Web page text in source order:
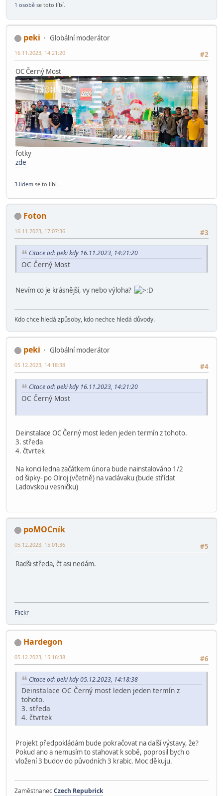
1 osobě se toto líbí.
peki
Globální moderátor
#2
16.11.2023, 14:21:20
OC Černý Most
fotky
zde
3 lidem se to líbí.
Foton
#3
16.11.2023, 17:07:36
Citace od: peki kdy 16.11.2023, 14:21:20
OC Černý Most
Nevím co je krásnější, vy nebo výloha?
Kdo chce hledá způsoby, kdo nechce hledá důvody.
peki
Globální moderátor
#4
05.12.2023, 14:18:38
Citace od: peki kdy 16.11.2023, 14:21:20
OC Černý Most
Deinstalace OC Černý most leden jeden termín z tohoto.
3. středa
4. čtvrtek
Na konci ledna začátkem února bude nainstalováno 1/2
od šipky- po Olroj (včetně) na vaclávaku (bude střídat
Ladovskou vesničku)
poMOCník
#5
05.12.2023, 15:01:36
Radši středa, čt asi nedám.
Flickr
Hardegon
#6
05.12.2023, 15:16:38
Citace od: peki kdy 05.12.2023, 14:18:38
Deinstalace OC Černý most leden jeden termín z
tohoto.
3. středa
4. čtvrtek
Projekt předpokládám bude pokračovat na další výstavy, že?
Pokud ano a nemusím to stahovat k sobě, poprosil bych o
vložení 3 budov do původních 3 krabic. Moc děkuju.
ZaměstnanecCzech Repubrick